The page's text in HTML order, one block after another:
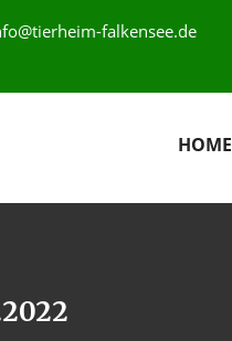
falkensee.de
HOME